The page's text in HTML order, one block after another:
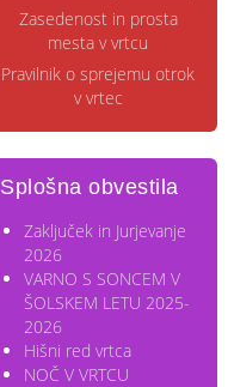
Zasedenost in prosta
mesta v vrtcu
Pravilnik o sprejemu otrok
v vrtec
Splošna obvestila
Zaključek in Jurjevanje
2026
VARNO S SONCEM V
ŠOLSKEM LETU 2025-
2026
Hišni red vrtca
NOČ V VRTCU